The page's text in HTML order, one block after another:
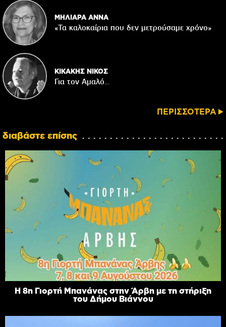
ΜΗΛΙΑΡΑ ΑΝΝΑ
«Τα καλοκαίρια που δεν μετρούσαμε χρόνο»
ΚΙΚΑΚΗΣ ΝΙΚΟΣ
Για τον Αμαλό…
ΠΕΡΙΣΣΟΤΕΡΑ
διαβάστε επίσης
Η 8η Γιορτή Μπανάνας στην Άρβη με τη στήριξη
του Δήμου Βιάννου